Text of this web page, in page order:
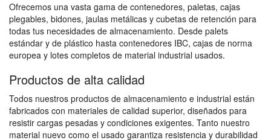
Ofrecemos una vasta gama de contenedores, paletas, cajas
plegables, bidones, jaulas metálicas y cubetas de retención para
todas tus necesidades de almacenamiento. Desde palets
estándar y de plástico hasta contenedores IBC, cajas de norma
europea y lotes completos de material industrial usados.
Productos de alta calidad
Todos nuestros productos de almacenamiento e industrial están
fabricados con materiales de calidad superior, diseñados para
resistir cargas pesadas y condiciones exigentes. Tanto nuestro
material nuevo como el usado garantiza resistencia y durabilidad